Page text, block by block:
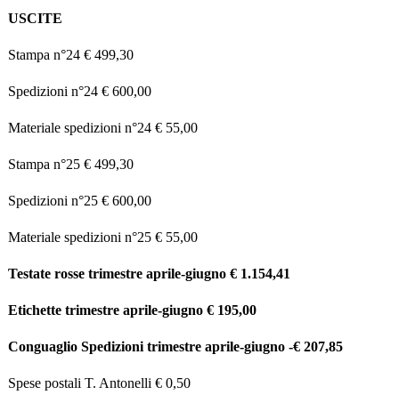
USCITE
Stampa n°24 € 499,30
Spedizioni n°24 € 600,00
Materiale spedizioni n°24 € 55,00
Stampa n°25 € 499,30
Spedizioni n°25 € 600,00
Materiale spedizioni n°25 € 55,00
Testate rosse trimestre aprile-giugno € 1.154,41
Etichette trimestre aprile-giugno € 195,00
Conguaglio Spedizioni trimestre aprile-giugno -€ 207,85
Spese postali T. Antonelli € 0,50